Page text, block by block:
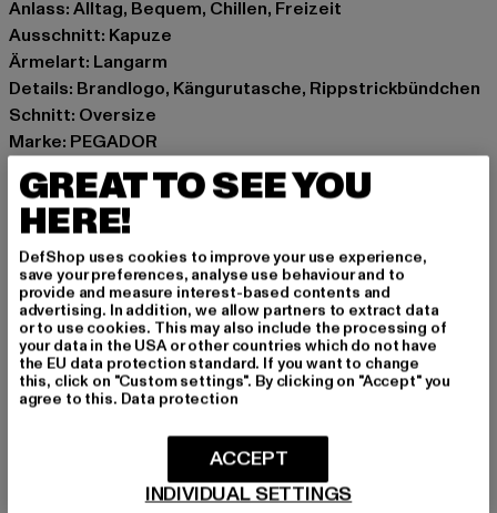
Anlass: Alltag, Bequem, Chillen, Freizeit
Ausschnitt: Kapuze
Ärmelart: Langarm
Details: Brandlogo, Kängurutasche, Rippstrickbündchen
Schnitt: Oversize
Marke: PEGADOR
Kat.: Sweat & Fleece - Hoodies
Farbe: beige
Hersteller Farbe: washed khaki beige white
Materialzusammensetzung: 80% Baumwolle, 20%
Polyester
Art.Nr: PGDR1278-23210
Hersteller: The Mad Agency GmbH |
info@themad.agency
Hollefeldstraße 16 | 48282 Emsdetten | DE
GRÖSSE & PASSFORM
GREAT TO SEE YOU
HERE!
DefShop uses cookies to improve your use experience,
save your preferences, analyse use behaviour and to
provide and measure interest-based contents and
advertising. In addition, we allow partners to extract data
or to use cookies. This may also include the processing of
your data in the USA or other countries which do not have
the EU data protection standard. If you want to change
this, click on "Custom settings". By clicking on "Accept" you
agree to this. Data protection
INDIVIDUAL SETTINGS
ACCEPT